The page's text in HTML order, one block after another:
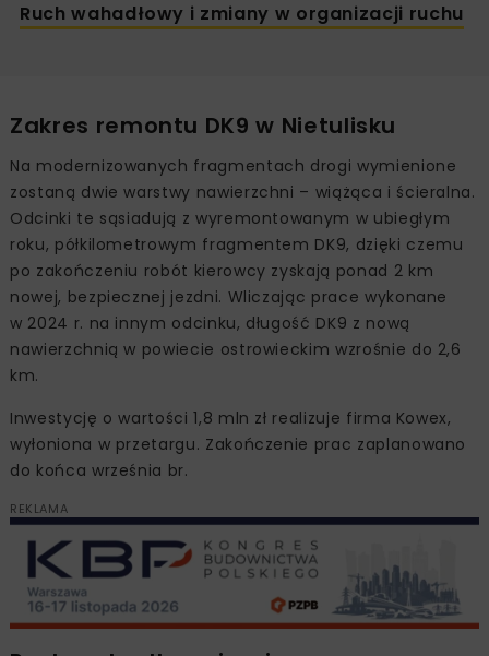
Ruch wahadłowy i zmiany w organizacji ruchu
Zakres remontu DK9 w Nietulisku
Na modernizowanych fragmentach drogi wymienione
zostaną dwie warstwy nawierzchni – wiążąca i ścieralna.
Odcinki te sąsiadują z wyremontowanym w ubiegłym
roku, półkilometrowym fragmentem DK9, dzięki czemu
po zakończeniu robót kierowcy zyskają ponad 2 km
nowej, bezpiecznej jezdni. Wliczając prace wykonane
w 2024 r. na innym odcinku, długość DK9 z nową
nawierzchnią w powiecie ostrowieckim wzrośnie do 2,6
km.
Inwestycję o wartości 1,8 mln zł realizuje firma Kowex,
wyłoniona w przetargu. Zakończenie prac zaplanowano
do końca września br.
REKLAMA